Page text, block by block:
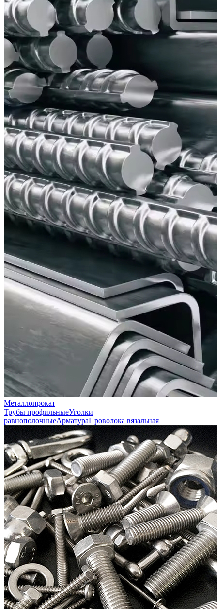
Металлопрокат
Трубы профильныеУголки
равнополочныеАрматураПроволока вязальная